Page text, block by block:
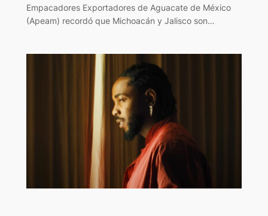
Empacadores Exportadores de Aguacate de México
(Apeam) recordó que Michoacán y Jalisco son…